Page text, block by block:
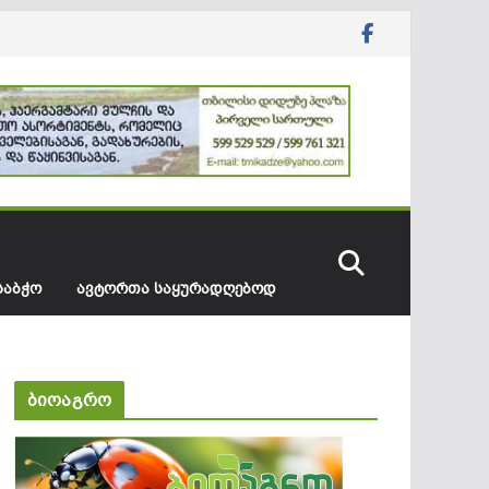
ᲐᲕᲢᲝᲠᲗᲐ ᲡᲐᲧᲣᲠᲐᲓᲦᲔᲑᲝᲓ
ბიოაგრო